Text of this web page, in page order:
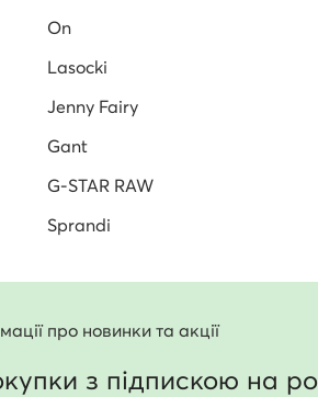
On
Lasocki
Jenny Fairy
Gant
G-STAR RAW
Sprandi
про новинки та акції
з підпискою на